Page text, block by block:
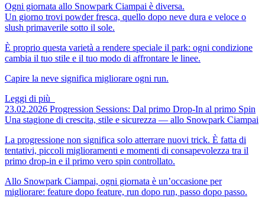
Ogni giornata allo Snowpark Ciampai è diversa.
Un giorno trovi powder fresca, quello dopo neve dura e veloce o
slush primaverile sotto il sole.
È proprio questa varietà a rendere speciale il park: ogni condizione
cambia il tuo stile e il tuo modo di affrontare le linee.
Capire la neve significa migliorare ogni run.
Leggi di più
23.02.2026 Progression Sessions: Dal primo Drop-In al primo Spin
Una stagione di crescita, stile e sicurezza — allo Snowpark Ciampai
La progressione non significa solo atterrare nuovi trick. È fatta di
tentativi, piccoli miglioramenti e momenti di consapevolezza tra il
primo drop-in e il primo vero spin controllato.
Allo Snowpark Ciampai, ogni giornata è un’occasione per
migliorare: feature dopo feature, run dopo run, passo dopo passo.